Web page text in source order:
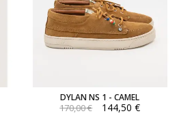
DYLAN NS 1 - CAMEL
170,00 € 144,50 €